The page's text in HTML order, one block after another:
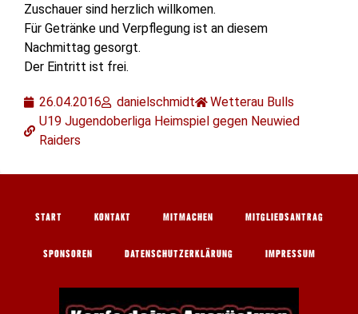
Zuschauer sind herzlich willkomen.
Für Getränke und Verpflegung ist an diesem
Nachmittag gesorgt.
Der Eintritt ist frei.
26.04.2016 danielschmidt
Wetterau Bulls
U19 Jugendoberliga Heimspiel gegen Neuwied
Raiders
START KONTAKT MITMACHEN MITGLIEDSANTRAG
SPONSOREN DATENSCHUTZERKLÄRUNG IMPRESSUM